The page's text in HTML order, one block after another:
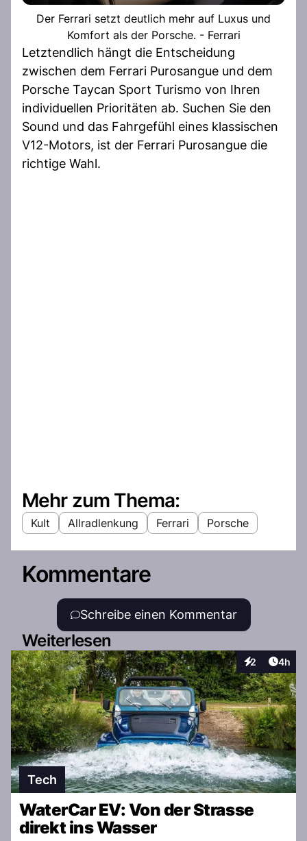
Der Ferrari setzt deutlich mehr auf Luxus und
Komfort als der Porsche. - Ferrari
Letztendlich hängt die Entscheidung
zwischen dem Ferrari Purosangue und dem
Porsche Taycan Sport Turismo von Ihren
individuellen Prioritäten ab. Suchen Sie den
Sound und das Fahrgefühl eines klassischen
V12-Motors, ist der Ferrari Purosangue die
richtige Wahl.
Mehr zum Thema:
Kult Allradlenkung Ferrari Porsche
Kommentare
Schreibe einen Kommentar
Weiterlesen
2
Interaktionen
4h
Tech
WaterCar EV: Von der Strasse
direkt ins Wasser